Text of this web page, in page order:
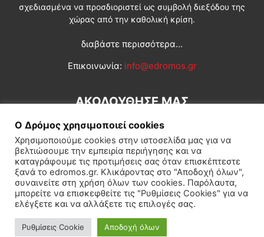
σχεδιασμένα να προσδιοριστεί ως συμβολή διεξόδου της
χώρας από την καθολική κρίση.
διαβάστε περισσότερα...
Επικοινωνία: info@edromos.gr
ΑΚΟΛΟΥΘΗΣΕ ΜΑΣ
Εγγραφή συνδρομητή Πολιτική Διεθνή Κοινωνία
Πολιτισμός Αφιερώματα
Ο Δρόμος χρησιμοποιεί cookies
Χρησιμοποιούμε cookies στην ιστοσελίδα μας για να
βελτιώσουμε την εμπειρία περιήγησης και να
καταγράφουμε τις προτιμήσεις σας όταν επισκέπτεστε
ξανά το edromos.gr. Κλικάροντας στο "Αποδοχή όλων",
συναινείτε στη χρήση όλων των cookies. Παρόλαυτα,
μπορείτε να επισκεφθείτε τις "Ρυθμίσεις Cookies" για να
ελέγξετε και να αλλάξετε τις επιλογές σας.
Ρυθμίσεις Cookie Αποδοχή όλων